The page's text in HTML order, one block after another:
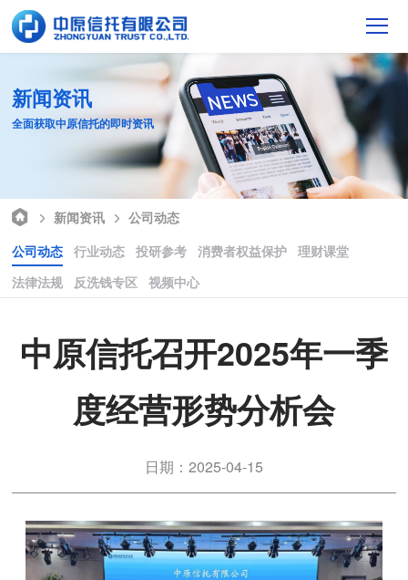
新闻资讯
全面获取中原信托的即时资讯
新闻资讯
公司动态
公司动态
行业动态 投研参考 消费者权益保护
理财课堂
法律法规
反洗钱专区 视频中心
中原信托召开2025年一季
度经营形势分析会
日期：2025-04-15